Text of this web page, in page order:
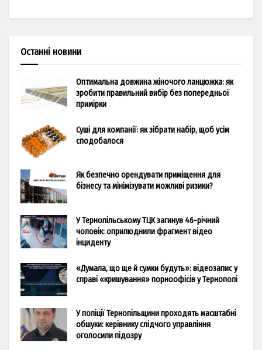
Останні новини
Оптимальна довжина жіночого ланцюжка: як
зробити правильний вибір без попередньої
примірки
Суші для компанії: як зібрати набір, щоб усім
сподобалося
Як безпечно орендувати приміщення для
бізнесу та мінімізувати можливі ризики?
У Тернопільському ТЦК загинув 46-річний
чоловік: оприлюднили фрагмент відео
інциденту
«Думала, що ще й сумки будуть»: відеозапис у
справі «кришування» порноофісів у Тернополі
У поліції Тернопільщини проходять масштабні
обшуки: керівнику слідчого управління
оголосили підозру